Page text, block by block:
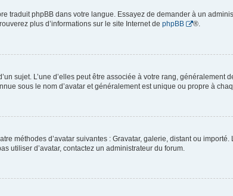
traduit phpBB dans votre langue. Essayez de demander à un
plus d’informations sur le site Internet de phpBB ®.
sujet. L’une d’elles peut être associée à votre rang, généralement
sous le nom d’avatar et généralement est unique ou propre à
méthodes d’avatar suivantes : Gravatar, galerie, distant ou importé.
utiliser d’avatar, contactez un administrateur du forum.